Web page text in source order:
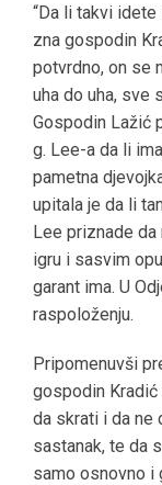
“Da li takvi idete
zna gospodin
potvrdno, on se
uha do uha, sve
Gospodin Lažić
g. Lee-a da li
pametna
upitala je da li
Lee priznade da
igru i sasvim
garant ima. U
raspoloženju.
Pripomenuvši
gospodin
da skrati i da ne
sastanak, te da
samo osnovno i